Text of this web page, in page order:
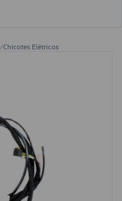
/Chicotes Elétricos